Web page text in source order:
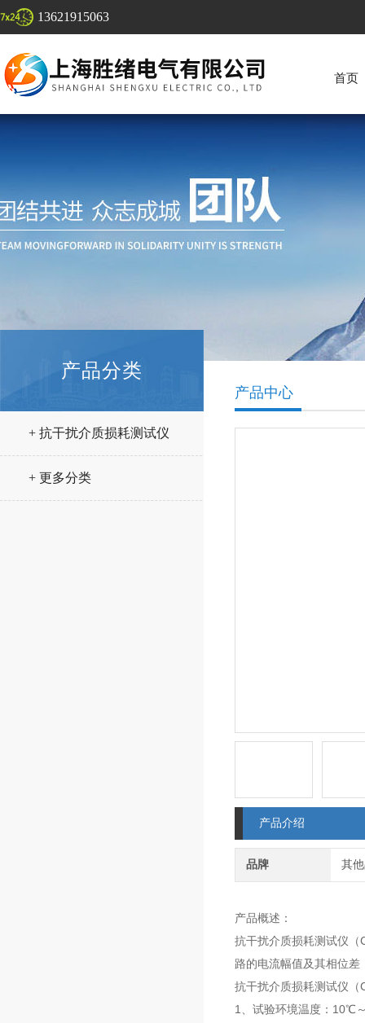
13621915063
首页
产品分类
+ 抗干扰介质损耗测试仪
+ 更多分类
产品中心
产品介绍
品牌 其
产品概述：
抗干扰介质损耗测试仪
路的电流幅值及其相位
抗干扰介质损耗测试仪（
1、试验环境温度：10℃